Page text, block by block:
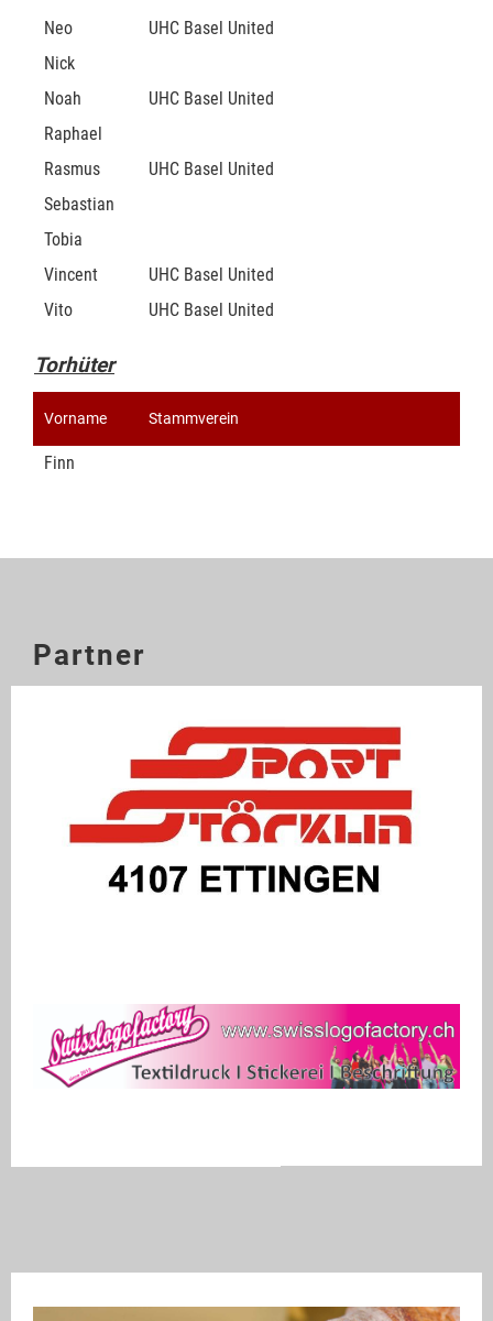
Neo
UHC Basel United
Nick
Noah
UHC Basel United
Raphael
Rasmus
UHC Basel United
Sebastian
Tobia
Vincent
UHC Basel United
Vito
UHC Basel United
Torhüter
Vorname Stammverein
Finn
Partner